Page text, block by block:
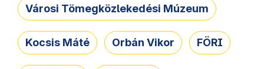
Városi Tömegközlekedési Múzeum
Kocsis Máté Orbán Vikor FÖRI